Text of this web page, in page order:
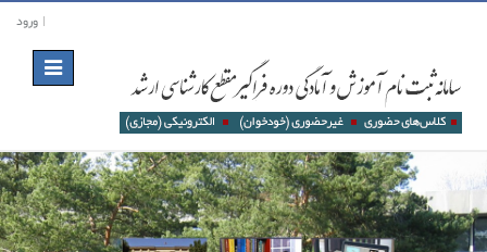
ورود
Toggle
navigation